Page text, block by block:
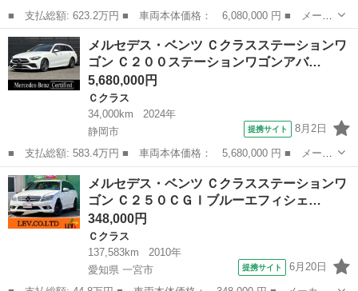
■ 支払総額: 623.2万円 ■ 車両本体価格： 6,080,000 円 ■ メーカ
ー名： メルセデス・ベンツ ■ 車種名： ＥＱＢ ■ グレード
名： ＥＱＢ３５０ ４マチック ＡＭＧラインパッケージ パノラ
ミックＳ／Ｒ...
静岡 浜松市 ベンツ（メルセデス）
メルセデス・ベンツ Ｃクラスステーションワ
ゴン Ｃ２００ステーションワゴンアバ…
5,680,000円
Ｃクラス
34,000km
2024年
静岡市
提携サイト 8月2日
■ 支払総額: 583.4万円 ■ 車両本体価格： 5,680,000 円 ■ メーカ
ー名： メルセデス・ベンツ ■ 車種名： Ｃクラスステーションワ
ゴン ■ グレード名： Ｃ２００ステーションワゴンアバンギャルド
ＡＭＧラ...
静岡 静岡市 Ｃクラス
メルセデス・ベンツ Ｃクラスステーションワ
ゴン Ｃ２５０ＣＧＩブルーエフィシェ…
348,000円
Ｃクラス
137,583km
2010年
愛知県 一宮市
提携サイト 6月20日